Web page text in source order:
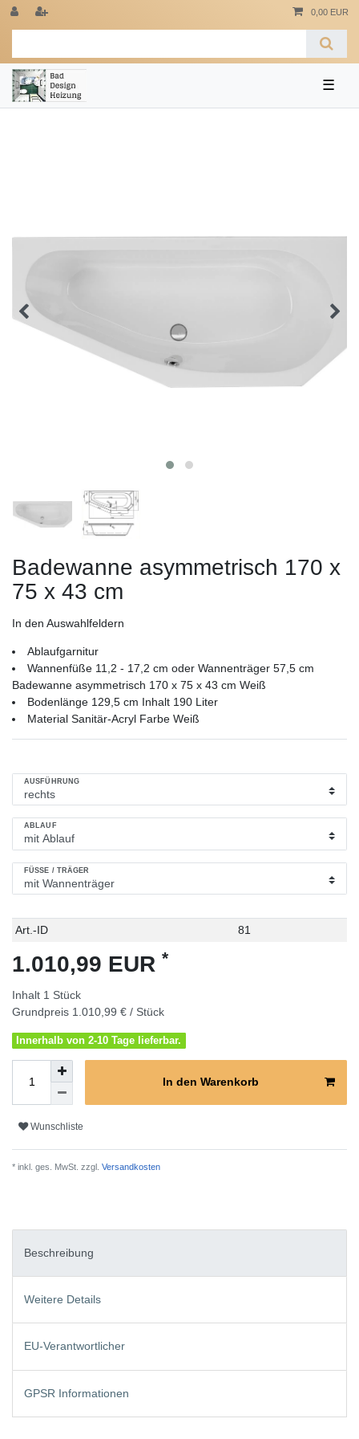
0,00 EUR
☰
Badewanne asymmetrisch 170 x
75 x 43 cm
In den Auswahlfeldern
Ablaufgarnitur
Wannenfüße 11,2 - 17,2 cm oder Wannenträger 57,5 cm
Badewanne asymmetrisch 170 x 75 x 43 cm Weiß
Bodenlänge 129,5 cm Inhalt 190 Liter
Material Sanitär-Acryl Farbe Weiß
AUSFÜHRUNG
ABLAUF
FÜSSE / TRÄGER
Technisches
Wert
Art.-ID 81
1.010,99 EUR *
Inhalt 1 Stück
Grundpreis 1.010,99 € / Stück
Innerhalb von 2-10 Tage lieferbar.
In den Warenkorb
Wunschliste
* inkl. ges. MwSt. zzgl. Versandkosten
Beschreibung
Weitere Details
EU-Verantwortlicher
GPSR Informationen